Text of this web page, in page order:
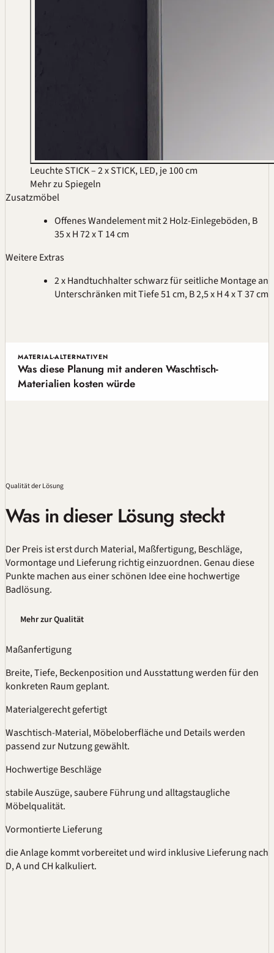
Leuchte STICK – 2 x STICK, LED, je 100 cm
Mehr zu Spiegeln
Zusatzmöbel
Offenes Wandelement mit 2 Holz-Einlegeböden, B
35 x H 72 x T 14 cm
Weitere Extras
2 x Handtuchhalter schwarz für seitliche Montage an
Unterschränken mit Tiefe 51 cm, B 2,5 x H 4 x T 37 cm
MATERIAL-ALTERNATIVEN
Was diese Planung mit anderen Waschtisch-
Materialien kosten würde
Qualitätder Lösung
Was in dieser Lösung steckt
Der Preis ist erst durch Material,Maßfertigung, Beschläge,
Vormontage und Lieferung richtig einzuordnen. Genau diese
Punkte machen aus einer schönen Idee eine hochwertige
Badlösung.
Mehr zur Qualität
Maßanfertigung
Breite, Tiefe, Beckenposition und Ausstattung werden für den
konkreten Raum geplant.
Materialgerecht gefertigt
Waschtisch-Material, Möbeloberfläche und Details werden
passend zur Nutzung gewählt.
Hochwertige Beschläge
stabile Auszüge, saubere Führung und alltagstaugliche
Möbelqualität.
Vormontierte Lieferung
die Anlage kommt vorbereitet und wird inklusive Lieferung nach
D, A und CH kalkuliert.